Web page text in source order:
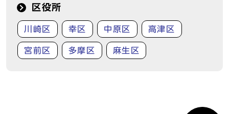
区役所
川崎区 幸区 中原区 高津区
宮前区 多摩区 麻生区